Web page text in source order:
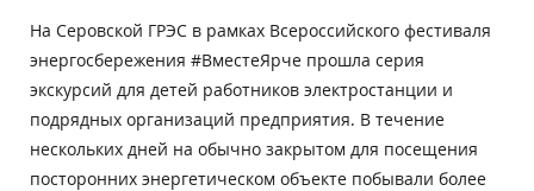
На Серовской ГРЭС в рамках Всероссийского фестиваля
энергосбережения #ВместеЯрче прошла серия
экскурсий для детей работников электростанции и
подрядных организаций предприятия. В течение
нескольких дней на обычно закрытом для посещения
посторонних энергетическом объекте побывали более